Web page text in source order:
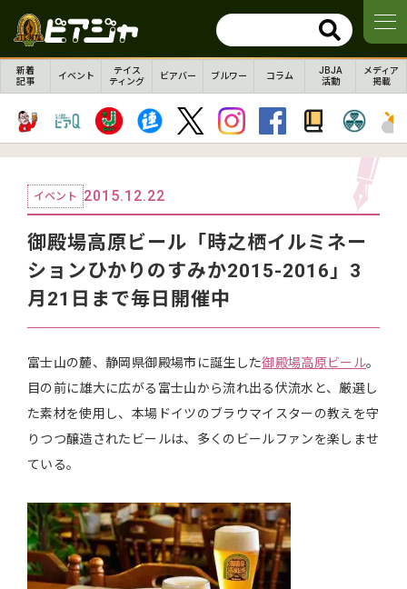
新着
記事
イベント
テイス
ティング
ビアバー ブルワー コラム
JBJA
活動
メディア
掲載
イベント 2015.12.22
御殿場高原ビール「時之栖イルミネー
ションひかりのすみか2015-2016」3
月21日まで毎日開催中
富士山の麓、静岡県御殿場市に誕生した御殿場高原ビール。
目の前に雄大に広がる富士山から流れ出る伏流水と、厳選し
た素材を使用し、本場ドイツのブラウマイスターの教えを守
りつつ醸造されたビールは、多くのビールファンを楽しませ
ている。